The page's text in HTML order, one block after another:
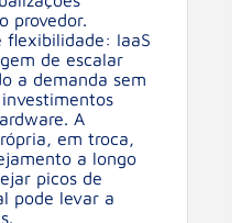
provedor.
flexibilidade: IaaS
de escalar
a demanda sem
A
em troca,
a longo
picos de
pode levar a